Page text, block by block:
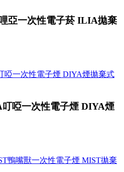
亞一次性電子菸 ILIA拋棄
啞一次性電子煙 DIYA煙